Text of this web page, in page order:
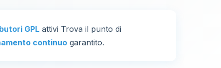
GPL attivi Trova il punto di
continuo garantito.